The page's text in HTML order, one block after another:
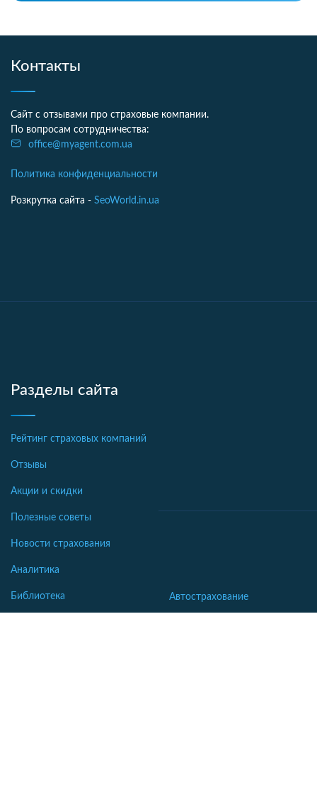
Контакты
Сайт с отзывами про страховые компании.
По вопросам сотрудничества:
office@myagent.com.ua
Политика конфиденциальности
Розкрутка сайта - SeoWorld.in.ua
Разделы сайта
Рейтинг страховых компаний
Отзывы
Акции и скидки
Полезные советы
Новости страхования
Аналитика
Библиотека Автострахование